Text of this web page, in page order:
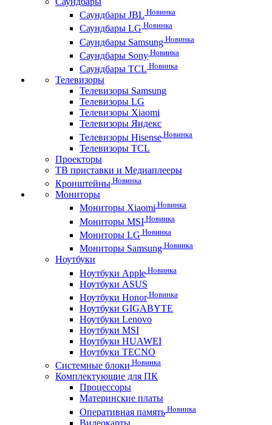
Саундбары JBL Новинка
Саундбары LG Новинка
Саундбары Samsung Новинка
Саундбары Sony Новинка
Саундбары TCL Новинка
Телевизоры
Телевизоры Samsung
Телевизоры LG
Телевизоры Xiaomi
Телевизоры Яндекс
Телевизоры Hisense Новинка
Телевизоры TCL
Проекторы
ТВ приставки и Медиаплееры
Кронштейны Новинка
Мониторы
Мониторы Xiaomi Новинка
Мониторы MSI Новинка
Мониторы LG Новинка
Мониторы Samsung Новинка
Ноутбуки
Ноутбуки Apple Новинка
Ноутбуки ASUS
Ноутбуки HonorНовинка
Ноутбуки GIGABYTE
Ноутбуки Lenovo
Ноутбуки MSI
Ноутбуки HUAWEI
Ноутбуки TECNO
Системные блоки Новинка
Комплектующие для ПК
Процессоры
Материнские платы
Оперативная память Новинка
Видеокарты